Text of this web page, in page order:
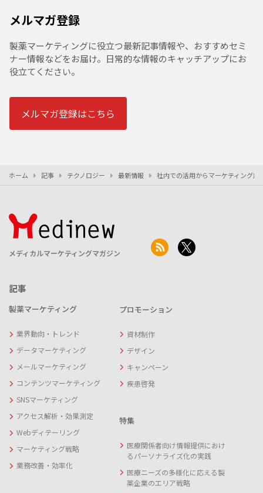
メルマガ登録
製薬マーケティングに役立つ最新記事情報や、おすすめセミ
ナー情報などをお届け。日常的な情報のキャッチアップにお
役立てください。
メルマガ登録はこちら
ホーム 記事 テクノロジー 最新情報 社内での活用からマーケティング
メディカルマーケティングマガジン
記事
製薬マーケティング
業界動向・トレンド
データマーケティング
メールマーケティング
コンテンツマーケティング
SNSマーケティング
アクセス解析・効果測定
Webディテーリング
マーケティング戦略
業務改善・効率化
プロモーション
資材制作
デザイン
キャンペーン
疾患啓発
特集
医療関係者向け情報提供におけ
るパーソナライズ化の実践
医療ニーズの多様化に応える製
薬企業のエリア戦略